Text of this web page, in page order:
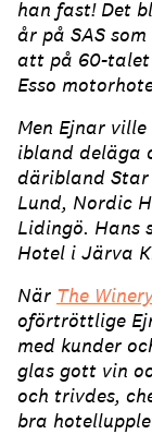
han fast! Det
år på SAS
att på 60-talet
Esso
Men Ejnar
ibland deläga
däribland Star
Lund, Nordic
Lidingö. Hans
Hotel i Järva
När The
oförtröttlige
med kunder
glas gott vin
och trivdes,
bra